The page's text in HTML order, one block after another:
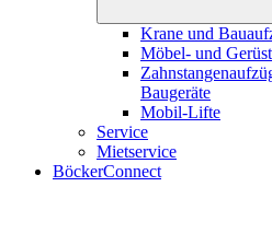
Krane und
Möbel- und
Baugeräte
Mobil-Lifte
Service
Mietservice
BöckerConnect